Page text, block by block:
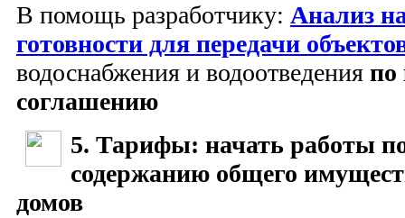
В помощь разработчику: Анализ
готовности для передачи
водоснабжения и водоотведения по
соглашению
5. Тарифы: начать работы
содержанию общего
домов